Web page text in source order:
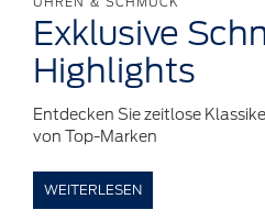
Exklusive
Highlights
Entdecken Sie zeitlose
von Top-Marken
WEITERLESEN